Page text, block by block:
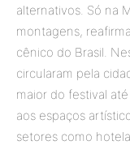
alternativos. Só na
montagens,
cênico do Brasil.
circularam pela
maior do festival
aos espaços
setores como